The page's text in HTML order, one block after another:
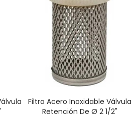
DESCUBRE
Filtro Acero Inoxidable Válvula
Retención De Ø 2 1/2"